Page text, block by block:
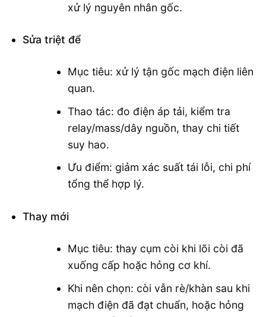
xử lý nguyên nhân gốc.
Sửa triệt để
Mục tiêu: xử lý tận gốc mạch điện liên
quan.
Thao tác: đo điện áp tải, kiểm tra
relay/mass/dây nguồn, thay chi tiết
suy hao.
Ưu điểm: giảm xác suất tái lỗi, chi phí
tổng thể hợp lý.
Thay mới
Mục tiêu: thay cụm còi khi lõi còi đã
xuống cấp hoặc hỏng cơ khí.
Khi nên chọn: còi vẫn rè/khàn sau khi
mạch điện đã đạt chuẩn, hoặc hỏng